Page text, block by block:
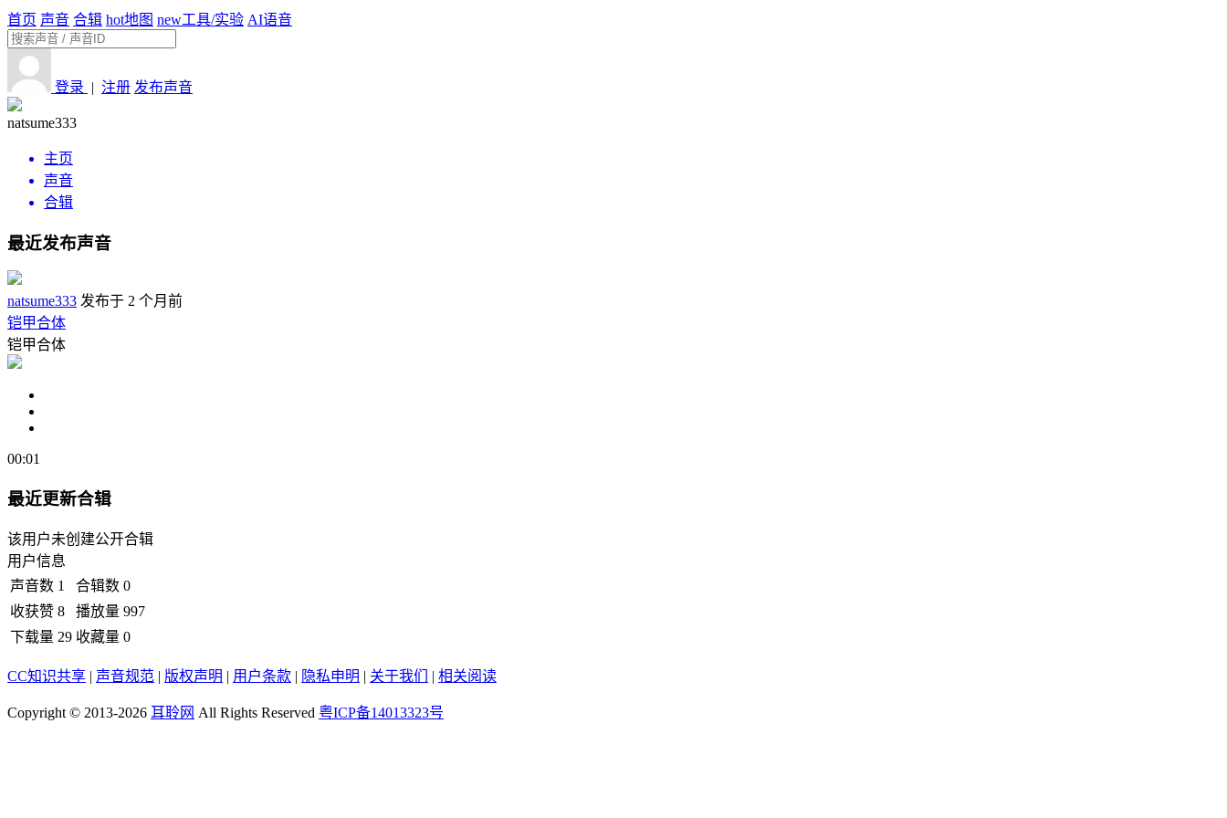
首页 声音 合辑 hot地图 new工具/实验 AI语音
登录 | 注册 发布声音
natsume333
主页
声音
合辑
最近发布声音
natsume333 发布于 2 个月前
铠甲合体
铠甲合体
00:01
最近更新合辑
该用户未创建公开合辑
用户信息
声音数 1 合辑数 0
收获赞 8 播放量 997
下载量 29 收藏量 0
CC知识共享 | 声音规范 | 版权声明 | 用户条款 | 隐私申明 | 关于我们 | 相关阅读
Copyright © 2013-2026 耳聆网 All Rights Reserved 粤ICP备14013323号